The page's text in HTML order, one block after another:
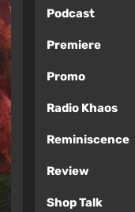
Podcast
Premiere
Promo
Radio Khaos
Reminiscence
Review
Shop Talk